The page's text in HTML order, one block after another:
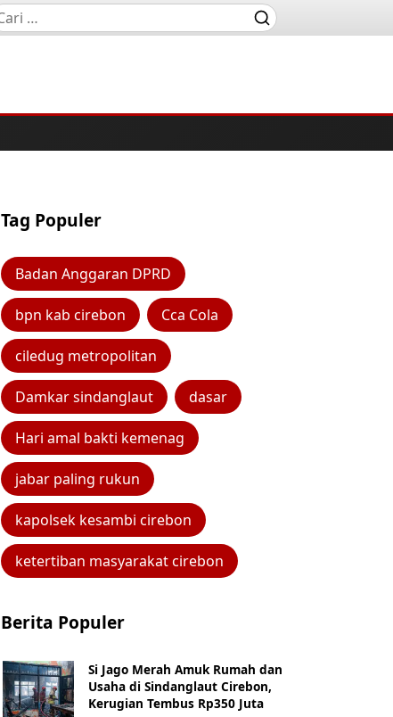
Tag Populer
Badan Anggaran DPRD
bpn kab cirebon Cca Cola
ciledug metropolitan
Damkar sindanglaut dasar
Hari amal bakti kemenag
jabar paling rukun
kapolsek kesambi cirebon
ketertiban masyarakat cirebon
Berita Populer
Si Jago Merah Amuk Rumah dan
Usaha di Sindanglaut Cirebon,
Kerugian Tembus Rp350 Juta